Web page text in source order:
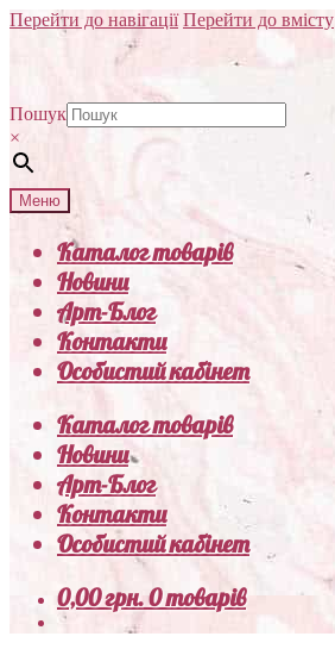
Перейти до навігації Перейти до вмісту
Пошук
×
Меню
Каталог товарів
Новини
Арт-Блог
Контакти
Особистий кабінет
Каталог товарів
Новини
Арт-Блог
Контакти
Особистий кабінет
0,00грн.0 товарів